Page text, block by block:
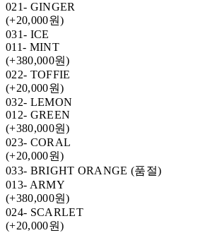
021- GINGER
(+20,000원)
031- ICE
011- MINT
(+380,000원)
022- TOFFIE
(+20,000원)
032- LEMON
012- GREEN
(+380,000원)
023- CORAL
(+20,000원)
033- BRIGHT ORANGE (품절)
013- ARMY
(+380,000원)
024- SCARLET
(+20,000원)